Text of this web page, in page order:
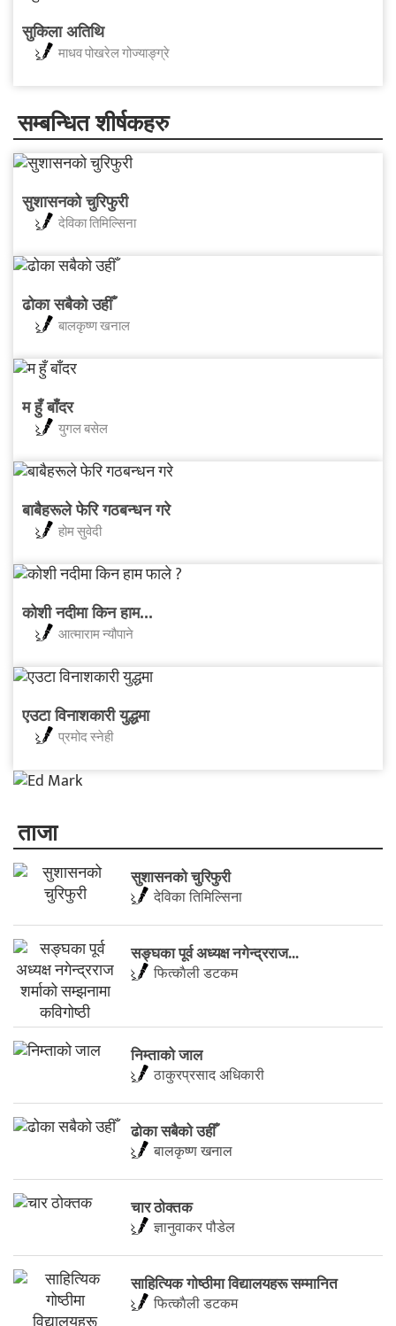
सुकिला अतिथि
माधव पोखरेल गोज्याङ्ग्रे
सम्बन्धित शीर्षकहरु
सुशासनको चुरिफुरी
देविका तिमिल्सिना
ढोका सबैको उहीँ
बालकृष्ण खनाल
म हुँ बाँदर
युगल बसेल
बाबैहरूले फेरि गठबन्धन गरे
होम सुवेदी
कोशी नदीमा किन हाम...
आत्माराम न्यौपाने
एउटा विनाशकारी युद्धमा
प्रमोद स्नेही
ताजा
सुशासनको चुरिफुरी
देविका तिमिल्सिना
सङ्घका पूर्व अध्यक्ष नगेन्द्रराज...
फित्काैली डटकम
निम्ताको जाल
ठाकुरप्रसाद अधिकारी
ढोका सबैको उहीँ
बालकृष्ण खनाल
चार ठाेक्तक
ज्ञानुवाकर पौडेल
साहित्यिक गोष्ठीमा विद्यालयहरू सम्मानित
फित्काैली डटकम